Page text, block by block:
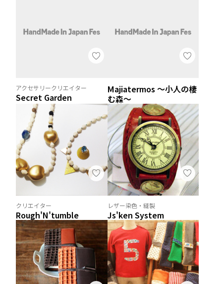
アクセサリークリエイター
Secret Garden
Majiatermos ～小人の棲
む森～
クリエイター
Rough'N'tumble
レザー染色・縫製
Js'ken System